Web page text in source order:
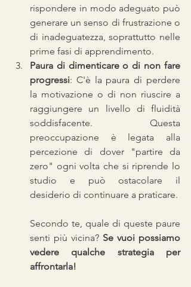
rispondere in modo adeguato può
generare un senso di frustrazione o
di inadeguatezza, soprattutto nelle
prime fasi di apprendimento.
Paura di dimenticare o di non fare
progressi: C'è la paura di perdere
la motivazione o di non riuscire a
raggiungere un livello di fluidità
soddisfacente. Questa
preoccupazione è legata alla
percezione di dover "partire da
zero" ogni volta che si riprende lo
studio e può ostacolare il
desiderio di continuare a praticare.
Secondo te, quale di queste paure
senti più vicina? Se vuoi possiamo
vedere qualche strategia per
affrontarla!